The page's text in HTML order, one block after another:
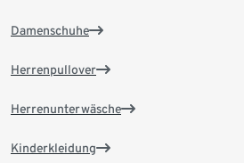
Damenschuhe
Herrenpullover
Herrenunterwäsche
Kinderkleidung